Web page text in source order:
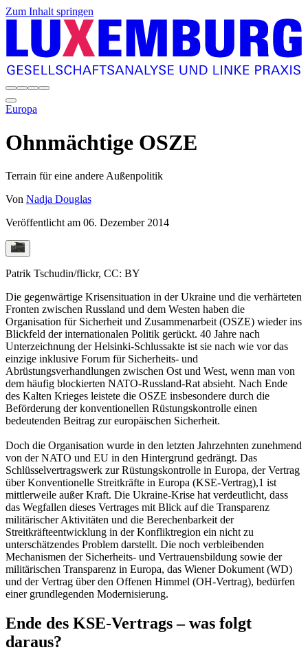
Zum Inhalt springen
Europa
Ohnmächtige OSZE
Terrain für eine andere Außenpolitik
Von Nadja Douglas
Veröffentlicht am 06. Dezember 2014
Patrik Tschudin/flickr, CC: BY
Die gegenwärtige Krisensituation in der Ukraine und die verhärteten
Fronten zwischen Russland und dem Westen haben die
Organisation für Sicherheit und Zusammenarbeit (OSZE) wieder ins
Blickfeld der internationalen Politik gerückt. 40 Jahre nach
Unterzeichnung der Helsinki-Schlussakte ist sie nach wie vor das
einzige inklusive Forum für Sicherheits- und
Abrüstungsverhandlungen zwischen Ost und West, wenn man von
dem häufig blockierten NATO-Russland-Rat absieht. Nach Ende
des Kalten Krieges leistete die OSZE insbesondere durch die
Beförderung der konventionellen Rüstungskontrolle einen
bedeutenden Beitrag zur europäischen Sicherheit.
Doch die Organisation wurde in den letzten Jahrzehnten zunehmend
von der NATO und EU in den Hintergrund gedrängt. Das
Schlüsselvertragswerk zur Rüstungskontrolle in Europa, der Vertrag
über Konventionelle Streitkräfte in Europa (KSE-Vertrag),1 ist
mittlerweile außer Kraft. Die Ukraine-Krise hat verdeutlicht, dass
das Wegfallen dieses Vertrages mit Blick auf die Transparenz
militärischer Aktivitäten und die Berechenbarkeit der
Streitkräfteentwicklung in der Konfliktregion ein nicht zu
unterschätzendes Problem darstellt. Die noch verbleibenden
Mechanismen der Sicherheits- und Vertrauensbildung sowie der
militärischen Transparenz in Europa, das Wiener Dokument (WD)
und der Vertrag über den Offenen Himmel (OH-Vertrag), bedürfen
einer grundlegenden Modernisierung.
Ende des KSE-Vertrags – was folgt
daraus?